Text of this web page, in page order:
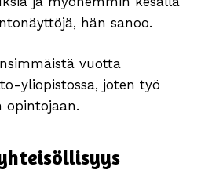
hän sanoo.
vuotta
yliopistossa, joten työ
opintojaan.